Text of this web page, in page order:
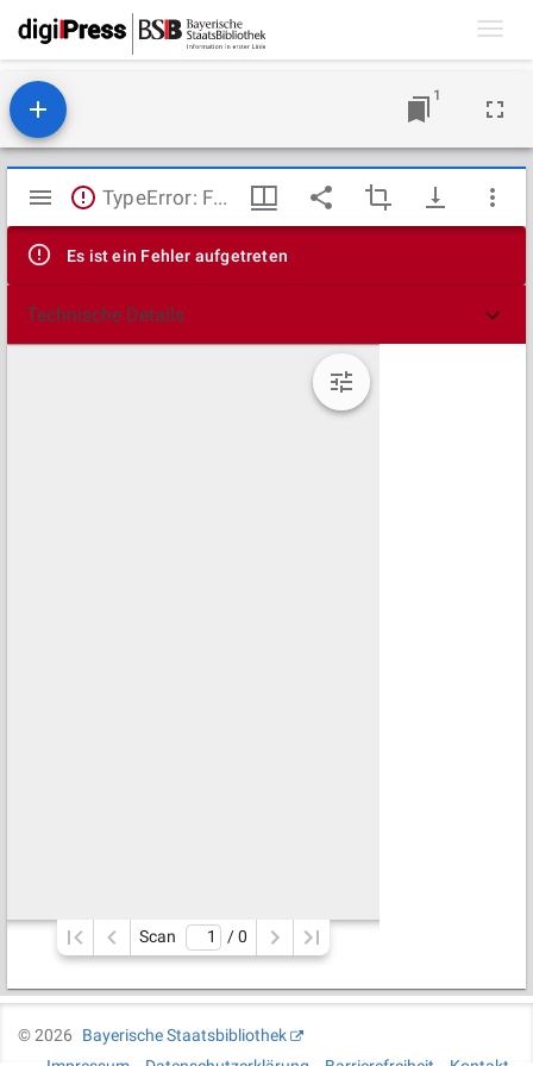
1
Mirador
Viewer
TypeError: Failed to fetch
Es ist ein Fehler aufgetreten
Technische Details
Scan / 0
©2026
Bayerische Staatsbibliothek